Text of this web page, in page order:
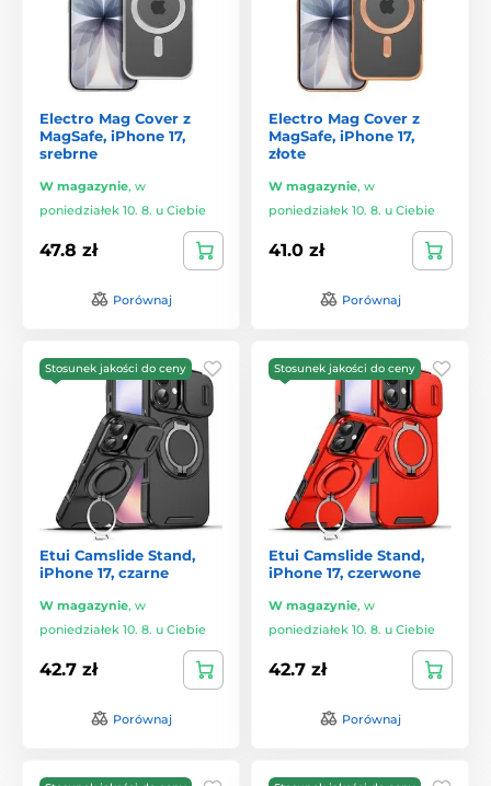
Electro Mag Cover z
MagSafe, iPhone 17,
srebrne
W magazynie, w
poniedziałek 10. 8. u Ciebie
47.8 zł
Porównaj
Electro Mag Cover z
MagSafe, iPhone 17,
złote
W magazynie, w
poniedziałek 10. 8. u Ciebie
41.0 zł
Porównaj
Stosunek jakości do ceny
Etui Camslide Stand,
iPhone 17, czarne
W magazynie, w
poniedziałek 10. 8. u Ciebie
42.7 zł
Porównaj
Stosunek jakości do ceny
Etui Camslide Stand,
iPhone 17, czerwone
W magazynie, w
poniedziałek 10. 8. u Ciebie
42.7 zł
Porównaj